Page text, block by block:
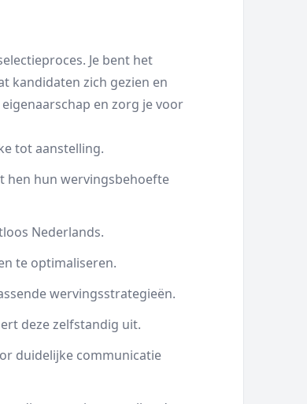
Je bent het
kandidaten zich gezien en
en zorg je voor
tot aanstelling.
hen hun wervingsbehoefte
Nederlands.
te optimaliseren.
wervingsstrategieën.
deze zelfstandig uit.
duidelijke communicatie